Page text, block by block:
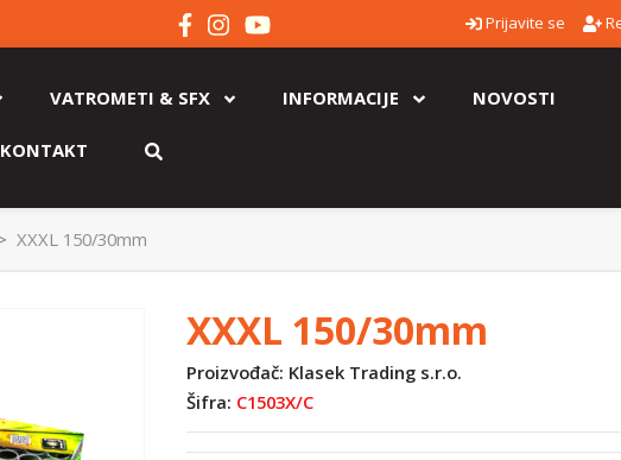
Prijavite se
VATROMETI & SFX INFORMACIJE NOVOSTI
KONTAKT
XXXL 150/30mm
XXXL 150/30mm
Proizvođač: Klasek Trading s.r.o.
Šifra: C1503X/C